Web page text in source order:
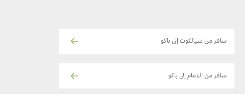
سافر من سيالكوت إلى باكو
سافر من الدمام إلى باكو